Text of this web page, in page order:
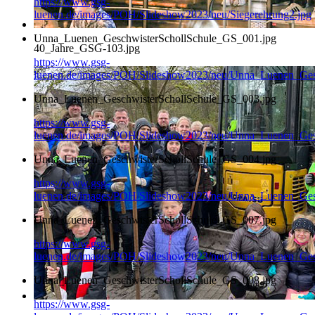
40_Jahre_GSG-103.jpg
luenen.de/images/POH/Slideshow2023/neu/Siegerehrung2.jpg
Unna_Luenen_GeschwisterSchollSchule_GS_001.jpg
https://www.gsg-
luenen.de/images/POH/Slideshow2023/neu/
Unna_Luenen_GeschwisterSchollSchule_GS_003.jpg
https://www.gsg-
luenen.de/images/POH/Slideshow2023/neu/
Unna_Luenen_GeschwisterSchollSchule_GS_004.jpg
https://www.gsg-
luenen.de/images/POH/Slideshow2023/neu/
Unna_Luenen_GeschwisterSchollSchule_GS_007.jpg
https://www.gsg-
luenen.de/images/POH/Slideshow2023/neu/
Unna_Luenen_GeschwisterSchollSchule_GS_008.jpg
https://www.gsg-